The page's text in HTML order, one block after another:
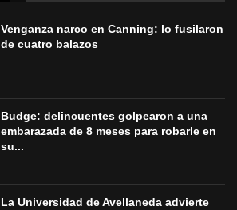
Venganza narco en Canning: lo fusilaron
de cuatro balazos
Budge: delincuentes golpearon a una
embarazada de 8 meses para robarle en
su...
La Universidad de Avellaneda advierte